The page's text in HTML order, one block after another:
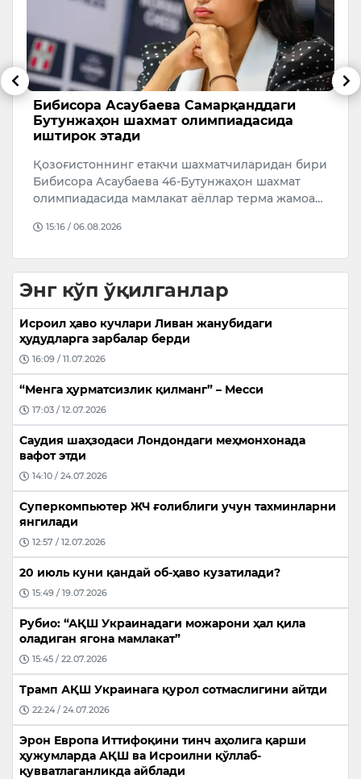
Бибисора Асаубаева Самарқанддаги
Бутунжаҳон шахмат олимпиадасида
иштирок этади
Қозоғистоннинг етакчи шахматчиларидан бири
Бибисора Асаубаева 46-Бутунжаҳон шахмат
олимпиадасида мамлакат аёллар терма жамоа…
15:16 / 06.08.2026
Энг кўп ўқилганлар
Исроил ҳаво кучлари Ливан жанубидаги
ҳудудларга зарбалар берди
16:09 / 11.07.2026
“Менга ҳурматсизлик қилманг” – Месси
17:03 / 12.07.2026
Саудия шаҳзодаси Лондондаги меҳмонхонада
вафот этди
14:10 / 24.07.2026
Суперкомпьютер ЖЧ ғолиблиги учун тахминларни
янгилади
12:57 / 12.07.2026
20 июль куни қандай об-ҳаво кузатилади?
15:49 / 19.07.2026
Рубио: “АҚШ Украинадаги можарони ҳал қила
оладиган ягона мамлакат”
15:45 / 22.07.2026
Трамп АҚШ Украинага қурол сотмаслигини айтди
22:24 / 24.07.2026
Эрон Европа Иттифоқини тинч аҳолига қарши
ҳужумларда АҚШ ва Исроилни қўллаб-
қувватлаганликда айблади